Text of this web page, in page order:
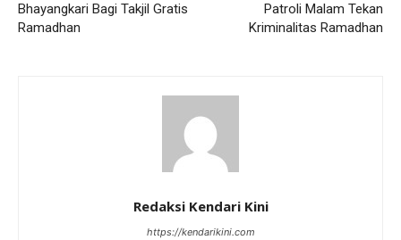
Bhayangkari Bagi Takjil Gratis
Ramadhan
Patroli Malam Tekan
Kriminalitas Ramadhan
Redaksi Kendari Kini
https://kendarikini.com